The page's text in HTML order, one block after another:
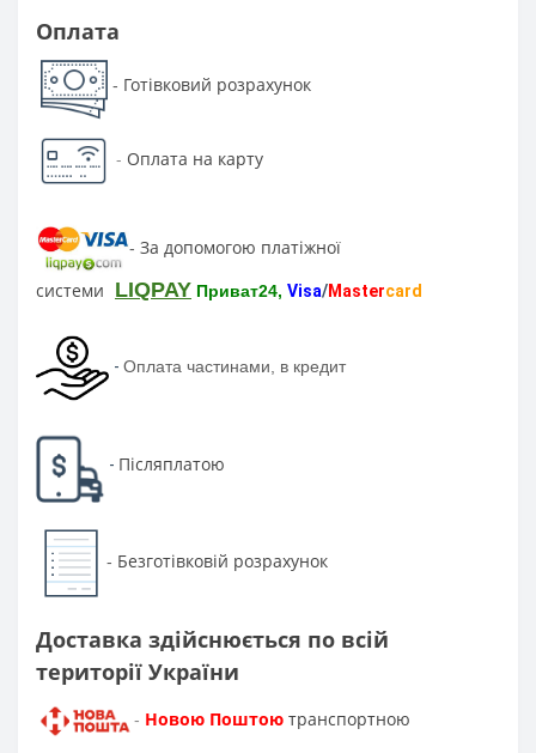
Оплата
- Готівковий розрахунок
- Оплата на карту
- За допомогою платіжної
системи LIQPAY Приват24, Visa/Mastercard
- Оплата частинами, в кредит
- Післяплатою
- Безготівковій розрахунок
Доставка здійснюється по всій
території України
- Новою Поштою транспортною